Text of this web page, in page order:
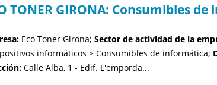
TONER GIRONA: Consumibles
Eco Toner Girona; Sector de actividad de la
informáticos > Consumibles de informática;
Calle Alba, 1 - Edif. L'emporda...